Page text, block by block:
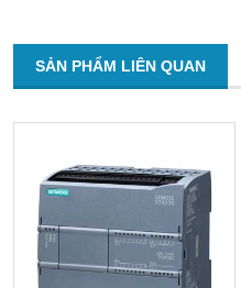
SẢN PHẨM LIÊN QUAN